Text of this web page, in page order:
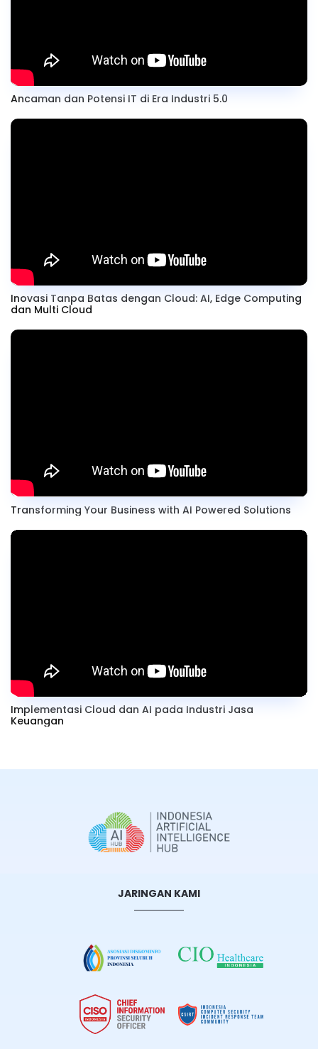
Ancaman dan Potensi IT di Era Industri 5.0
Inovasi Tanpa Batas dengan Cloud: AI, Edge Computing
dan Multi Cloud
Transforming Your Business with AI Powered Solutions
Implementasi Cloud dan AI pada Industri Jasa
Keuangan
JARINGAN KAMI